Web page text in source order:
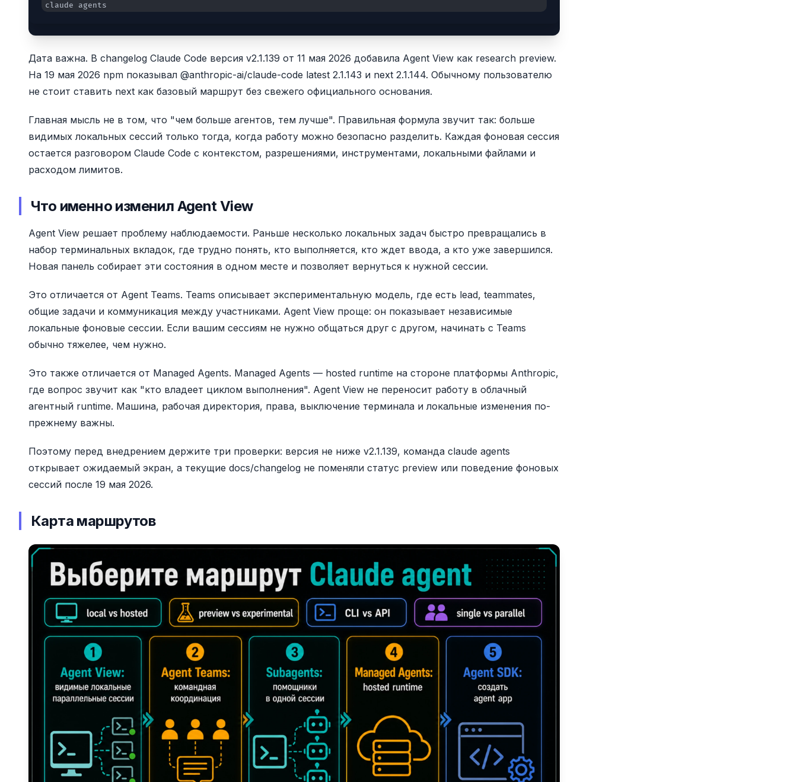
claude agents
Дата важна. В changelog Claude Code версия v2.1.139 от 11 мая 2026 добавила Agent View как research preview.
На 19 мая 2026 npm показывал @anthropic-ai/claude-code latest 2.1.143 и next 2.1.144. Обычному пользователю
не стоит ставить next как базовый маршрут без свежего официального основания.
Главная мысль не в том, что "чем больше агентов, тем лучше". Правильная формула звучит так: больше
видимых локальных сессий только тогда, когда работу можно безопасно разделить. Каждая фоновая сессия
остается разговором Claude Code с контекстом, разрешениями, инструментами, локальными файлами и
расходом лимитов.
Что именно изменил Agent View
Agent View решает проблему наблюдаемости. Раньше несколько локальных задач быстро превращались в
набор терминальных вкладок, где трудно понять, кто выполняется, кто ждет ввода, а кто уже завершился.
Новая панель собирает эти состояния в одном месте и позволяет вернуться к нужной сессии.
Это отличается от Agent Teams. Teams описывает экспериментальную модель, где есть lead, teammates,
общие задачи и коммуникация между участниками. Agent View проще: он показывает независимые
локальные фоновые сессии. Если вашим сессиям не нужно общаться друг с другом, начинать с Teams
обычно тяжелее, чем нужно.
Это также отличается от Managed Agents. Managed Agents — hosted runtime на стороне платформы Anthropic,
где вопрос звучит как "кто владеет циклом выполнения". Agent View не переносит работу в облачный
агентный runtime. Машина, рабочая директория, права, выключение терминала и локальные изменения по-
прежнему важны.
Поэтому перед внедрением держите три проверки: версия не ниже v2.1.139, команда claude agents
открывает ожидаемый экран, а текущие docs/changelog не поменяли статус preview или поведение фоновых
сессий после 19 мая 2026.
Карта маршрутов